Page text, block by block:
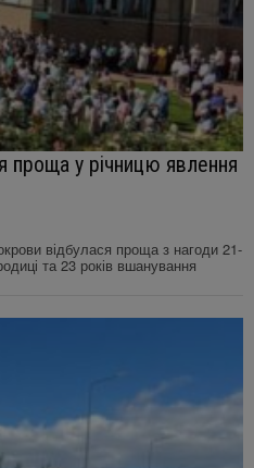
проща у річницю явлення
відбулася проща з нагоди 21-
та 23 років вшанування